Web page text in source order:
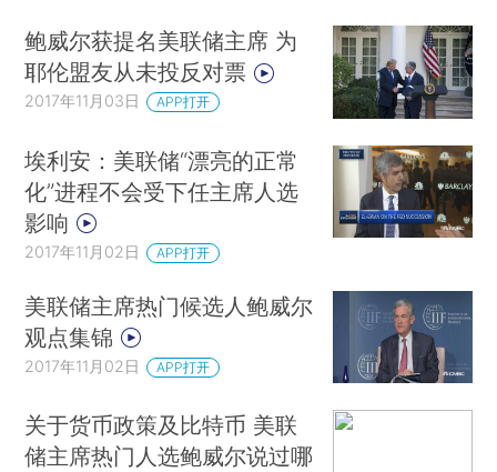
鲍威尔获提名美联储主席 为
耶伦盟友从未投反对票
2017年11月03日 APP打开
埃利安：美联储“漂亮的正常
化”进程不会受下任主席人选
影响
2017年11月02日 APP打开
美联储主席热门候选人鲍威尔
观点集锦
2017年11月02日 APP打开
关于货币政策及比特币 美联
储主席热门人选鲍威尔说过哪